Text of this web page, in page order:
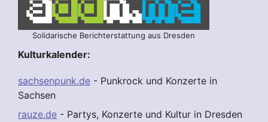
Solidarische Berichterstattung aus Dresden
Kulturkalender:
sachsenpunk.de - Punkrock und Konzerte in
Sachsen
rauze.de - Partys, Konzerte und Kultur in Dresden